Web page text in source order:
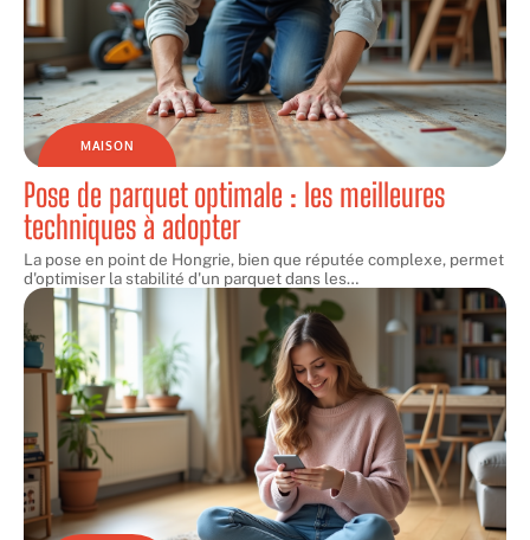
MAISON
Pose de parquet optimale : les meilleures
techniques à adopter
La pose en point de Hongrie, bien que réputée complexe, permet
d'optimiser la stabilité d'un parquet dans les…